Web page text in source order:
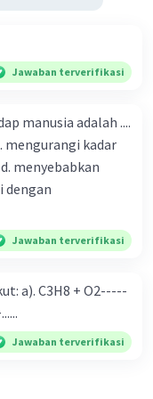
Jawaban terverifikasi
manusia adalah ....
Jawaban terverifikasi
a). C3H8 + O2-----
Jawaban terverifikasi